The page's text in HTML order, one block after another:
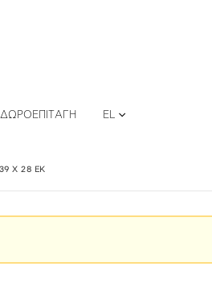
ΔΩΡΟΕΠΙΤΑΓΉ EL
X 28 ΕΚ